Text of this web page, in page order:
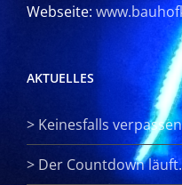
Webseite:
AKTUELLES
> Keinesfalls
> Der Countdown